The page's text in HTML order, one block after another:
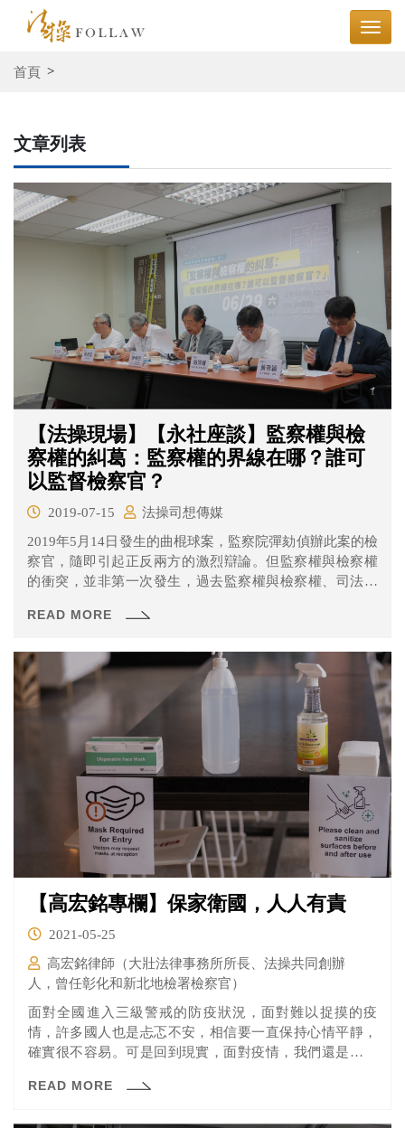
首頁
文章列表
【法操現場】【永社座談】監察權與檢
察權的糾葛：監察權的界線在哪？誰可
以監督檢察官？
2019-07-15
法操司想傳媒
2019年5月14日發生的曲棍球案，監察院彈劾偵辦此案的檢
察官，隨即引起正反兩方的激烈辯論。但監察權與檢察權
的衝突，並非第一次發生，過去監察權與檢察權、司法權
READ MORE
【高宏銘專欄】保家衛國，人人有責
2021-05-25
高宏銘律師（大壯法律事務所所長、法操共同創辦
人，曾任彰化和新北地檢署檢察官）
面對全國進入三級警戒的防疫狀況，面對難以捉摸的疫
情，許多國人也是忐忑不安，相信要一直保持心情平靜，
確實很不容易。可是回到現實，面對疫情，我們還是要想
READ MORE